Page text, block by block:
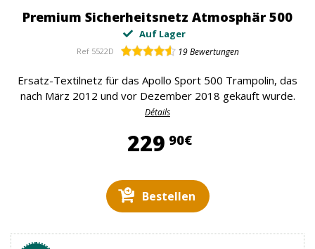
Premium Sicherheitsnetz Atmosphär 500
Auf Lager
Ref 5522D 19Bewertungen
Ersatz-Textilnetz für das Apollo Sport 500 Trampolin, das
nach März 2012 und vor Dezember 2018 gekauft wurde.
Détails
229 90€229,90 €
Bestellen